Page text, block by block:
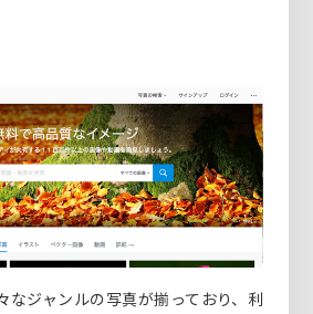
なジャンルの写真が揃っており、利